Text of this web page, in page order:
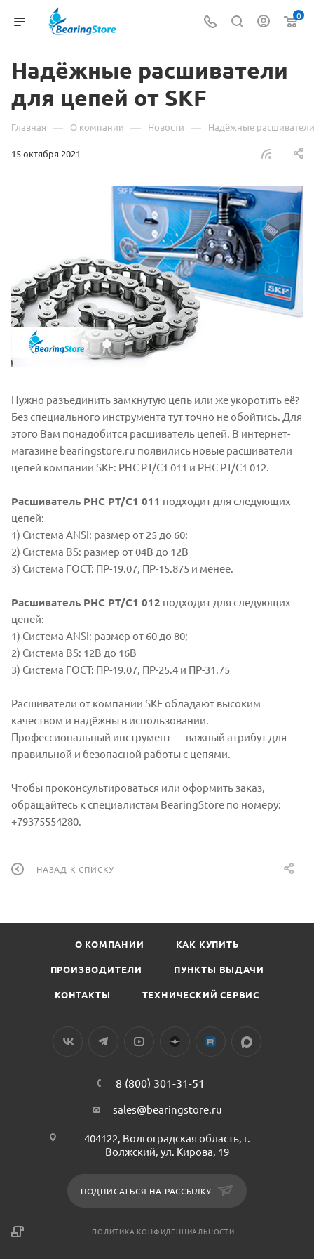
0
Надёжные расшиватели
для цепей от SKF
Главная — О компании — Новости — Надёжные
15 октября 2021
Нужно разъединить замкнутую цепь или же укоротить её?
Без специального инструмента тут точно не обойтись. Для
этого Вам понадобится расшиватель цепей. В интернет-
магазине bearingstore.ru появились новые расшиватели
цепей компании SKF: PHC PT/C1 011 и PHC PT/C1 012.
Расшиватель PHC PT/C1 011 подходит для следующих
цепей:
1) Система ANSI: размер от 25 до 60:
2) Система BS: размер от 04B до 12B
3) Система ГОСТ: ПР-19.07, ПР-15.875 и менее.
Расшиватель PHC PT/C1 012 подходит для следующих
цепей:
1) Система ANSI: размер от 60 до 80;
2) Система BS: 12B до 16B
3) Система ГОСТ: ПР-19.07, ПР-25.4 и ПР-31.75
Расшиватели от компании SKF обладают высоким
качеством и надёжны в использовании.
Профессиональный инструмент — важный атрибут для
правильной и безопасной работы с цепями.
Чтобы проконсультироваться или оформить заказ,
обращайтесь к специалистам BearingStore по номеру:
+79375554280.
НАЗАД К СПИСКУ
О КОМПАНИИ КАК КУПИТЬ
ПРОИЗВОДИТЕЛИ ПУНКТЫ ВЫДАЧИ
КОНТАКТЫ ТЕХНИЧЕСКИЙ СЕРВИС
8 (800) 301-31-51
sales@bearingstore.ru
404122, Волгоградская область, г.
Волжский, ул. Кирова, 19
ПОДПИСАТЬСЯ НА РАССЫЛКУ
ПОЛИТИКА КОНФИДЕНЦИАЛЬНОСТИ